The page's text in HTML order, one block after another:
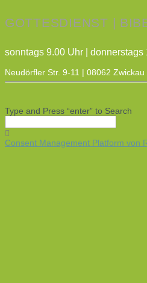
GOTTESDIENST |
sonntags 9.00 Uhr | donnerstags
Neudörfler Str. 9-11 | 08062
Type and Press “enter” to Search
Consent Management Platform von